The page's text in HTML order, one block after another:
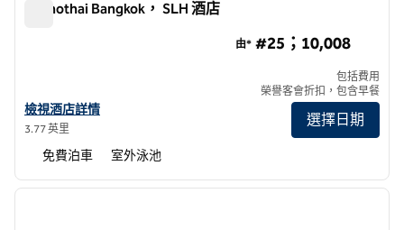
Sukhothai Bangkok， SLH 酒店
查看曼谷國際SLH酒店 Sukhothai 酒店詳情
檢視酒店詳情
3.77 英里
由* #25；10,008
包括費用
榮譽客會折扣，包含早餐
選擇日期
免費泊車 室外泳池
第 1 頁，共 13 頁
下一